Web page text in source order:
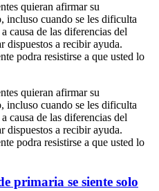
quieran afirmar su
incluso cuando se les dificulta
causa de las diferencias del
dispuestos a recibir ayuda.
podra resistirse a que usted lo
quieran afirmar su
incluso cuando se les dificulta
causa de las diferencias del
dispuestos a recibir ayuda.
podra resistirse a que usted lo
primaria se siente solo